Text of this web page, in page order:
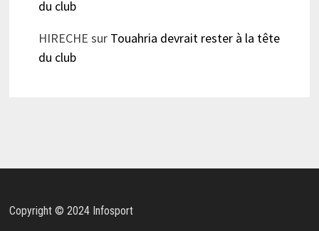
du club
HIRECHE sur Touahria devrait rester à la tête
du club
Copyright © 2024 Infosport